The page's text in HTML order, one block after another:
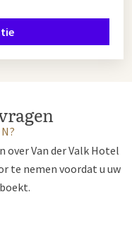
over Van der Valk Hotel
te nemen voordat u uw